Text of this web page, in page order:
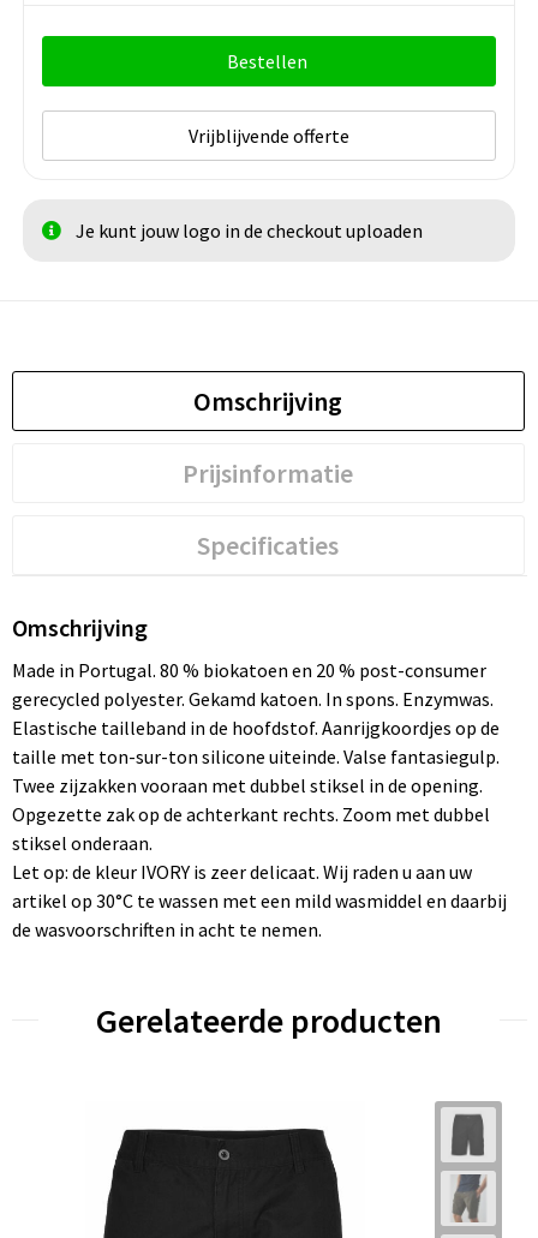
Bestellen
Vrijblijvende offerte
Je kunt jouw logo in de checkout uploaden
Omschrijving
Prijsinformatie
Specificaties
Omschrijving
Made in Portugal. 80 % biokatoen en 20 % post-consumer
gerecycled polyester. Gekamd katoen. In spons. Enzymwas.
Elastische tailleband in de hoofdstof. Aanrijgkoordjes op de
taille met ton-sur-ton silicone uiteinde. Valse fantasiegulp.
Twee zijzakken vooraan met dubbel stiksel in de opening.
Opgezette zak op de achterkant rechts. Zoom met dubbel
stiksel onderaan.
Let op: de kleur IVORY is zeer delicaat. Wij raden u aan uw
artikel op 30°C te wassen met een mild wasmiddel en daarbij
de wasvoorschriften in acht te nemen.
Gerelateerde producten